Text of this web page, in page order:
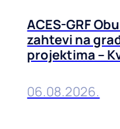
ACES-GRF
zahtevi na
projektima –
2026. u
06.08.2026.